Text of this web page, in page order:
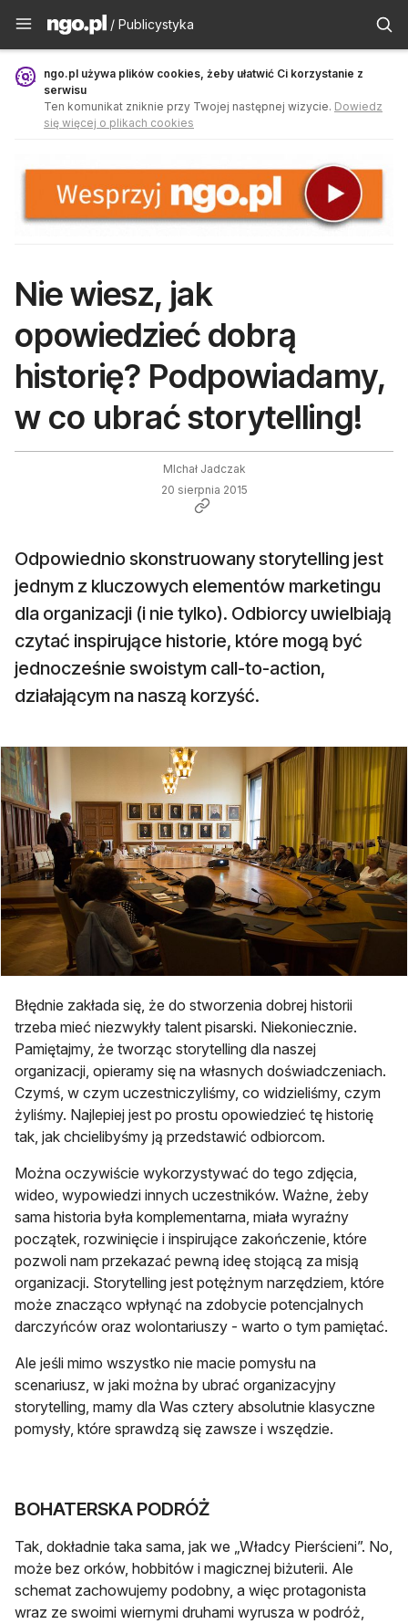
Publicystyka - ngo.pl
/ Publicystyka
ngo.pl używa plików cookies, żeby ułatwić Ci korzystanie z
serwisu
Ten komunikat zniknie przy Twojej następnej wizycie. Dowiedz
się więcej o plikach cookies
Nie wiesz, jak
opowiedzieć dobrą
historię? Podpowiadamy,
w co ubrać storytelling!
MIchał Jadczak
20 sierpnia 2015
Odpowiednio skonstruowany storytelling jest
jednym z kluczowych elementów marketingu
dla organizacji (i nie tylko). Odbiorcy uwielbiają
czytać inspirujące historie, które mogą być
jednocześnie swoistym call-to-action,
działającym na naszą korzyść.
Błędnie zakłada się, że do stworzenia dobrej historii
trzeba mieć niezwykły talent pisarski. Niekoniecznie.
Pamiętajmy, że tworząc storytelling dla naszej
organizacji, opieramy się na własnych doświadczeniach.
Czymś, w czym uczestniczyliśmy, co widzieliśmy, czym
żyliśmy. Najlepiej jest po prostu opowiedzieć tę historię
tak, jak chcielibyśmy ją przedstawić odbiorcom.
Można oczywiście wykorzystywać do tego zdjęcia,
wideo, wypowiedzi innych uczestników. Ważne, żeby
sama historia była komplementarna, miała wyraźny
początek, rozwinięcie i inspirujące zakończenie, które
pozwoli nam przekazać pewną ideę stojącą za misją
organizacji. Storytelling jest potężnym narzędziem, które
może znacząco wpłynąć na zdobycie potencjalnych
darczyńców oraz wolontariuszy - warto o tym pamiętać.
Ale jeśli mimo wszystko nie macie pomysłu na
scenariusz, w jaki można by ubrać organizacyjny
storytelling, mamy dla Was cztery absolutnie klasyczne
pomysły, które sprawdzą się zawsze i wszędzie.
BOHATERSKA PODRÓŻ
Tak, dokładnie taka sama, jak we „Władcy Pierścieni”. No,
może bez orków, hobbitów i magicznej biżuterii. Ale
schemat zachowujemy podobny, a więc protagonista
wraz ze swoimi wiernymi druhami wyrusza w podróż,